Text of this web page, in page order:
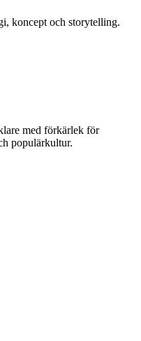
koncept och storytelling.
med förkärlek för
populärkultur.